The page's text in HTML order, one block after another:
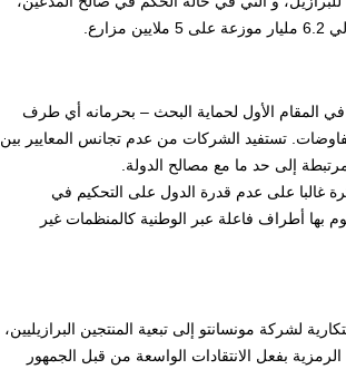
في المقام الأول لحماية البحث – بحرمانه أي طرف
تستفيد الشركات من عدم تجانس المعايير بين
مرتبطة إلى حد ما مع مصالح الدولة.
غالبا على عدم قدرة الدول على التحكيم في
بها أطراف فاعلة عبر الوطنية كالمنظمات غير
أدت الممارسات الاحتكارية لشركة مونسانتو إلى تبعية المنتجين البرازيليين،
بفعل الانتقادات الواسعة من قبل الجمهور